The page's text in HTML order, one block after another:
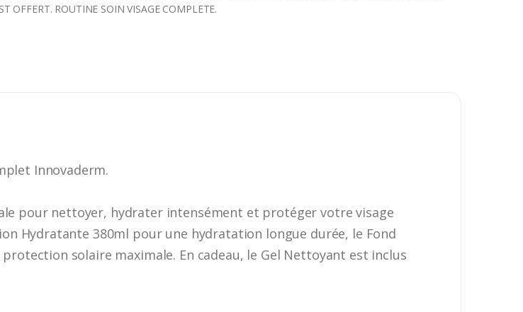
OFFERT. ROUTINE SOIN VISAGE COMPLETE.
Innovaderm.
pour nettoyer, hydrater intensément et protéger votre visage
Hydratante 380ml pour une hydratation longue durée, le Fond
solaire maximale. En cadeau, le Gel Nettoyant est inclus